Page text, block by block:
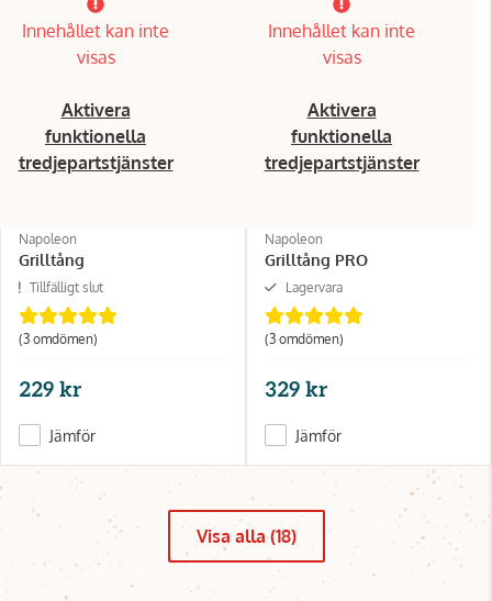
Innehållet kan inte
visas
Aktivera
funktionella
tredjepartstjänster
Napoleon
Grilltång
Tillfälligt slut
(3 omdömen)
229 kr
Jämför
Innehållet kan inte
visas
Aktivera
funktionella
tredjepartstjänster
Napoleon
Grilltång PRO
Lagervara
(3 omdömen)
329 kr
Jämför
Visa alla (18)